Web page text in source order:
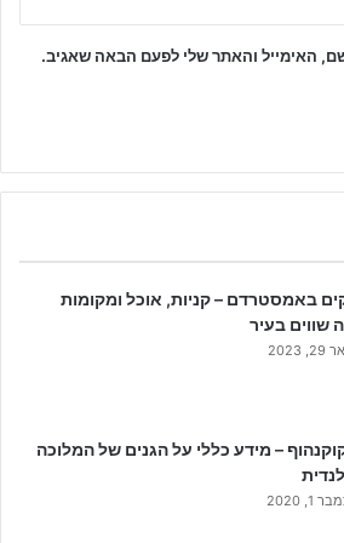
האימייל והאתר שלי לפעם הבאה שאגיב.
באמסטרדם – קניות, אוכל ומקומות
שווים בעיר
2023
קוקנהוף – מידע כללי על הגנים של המלוכה
1, 2020